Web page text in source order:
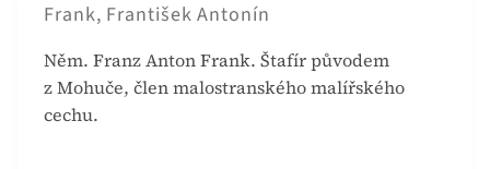
Frank, František Antonín
Něm. Franz Anton Frank. Štafír původem
z Mohuče, člen malostranského malířského
cechu.